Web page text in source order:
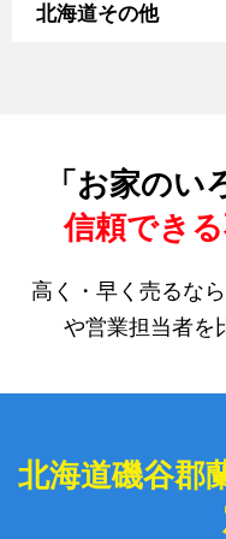
北海道その他
「お家のい
信頼でき
高く・早く売るな
や営業担当者を
北海道磯谷郡